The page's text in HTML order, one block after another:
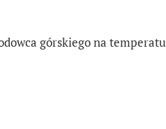
górskiego na